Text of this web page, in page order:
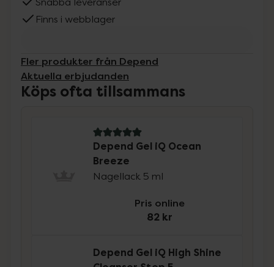
Finns i webblager
Fler produkter från Depend
Aktuella erbjudanden
Köps ofta tillsammans
5 av 5 i omdöme
Depend Gel iQ Ocean
Breeze
Nagellack 5 ml
Pris online
82 kr
Depend Gel iQ High Shine